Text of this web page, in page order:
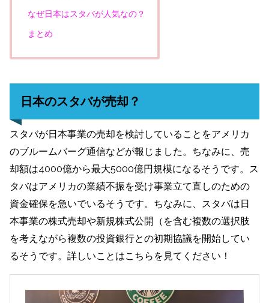
なぜ日本はスタバが人気なの？
まとめ
日本のスタバが売却？
スタバが日本事業の売却を検討していることをアメリカ
のブルームバーグ通信などが報じました。ちなみに、売
却額は4000億から最大5000億円規模になるそうです。ス
タバはアメリカの業績不振を受け事業立て直しのための
資金確保を急いでいるそうです。ちなみに、スタバは日
本事業の株式売却や新規株式公開（を含む複数の選択肢
を考えながら複数の投資銀行との初期協議を開始してい
るそうです。詳しいことはこちらを見てください！